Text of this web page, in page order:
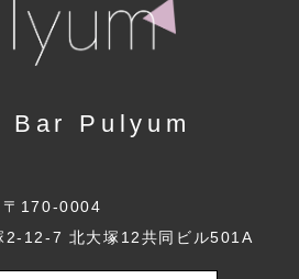
Bar Pulyum
〒170-0004
2-12-7 北大塚12共同ビル501A